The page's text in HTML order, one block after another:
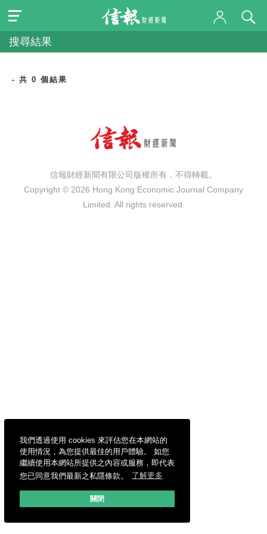
我們透過使用 cookies 來評估您在本網站的
使用情況，為您提供最佳的用戶體驗。 如您
繼續使用本網站所提供之內容或服務，即代表
您已同意我們最新之私隱條款。
了解更多
關閉
搜尋結果
- 共 0 個結果
信報財經新聞有限公司版權所有，不得轉載。
Copyright © 2026 Hong Kong Economic Journal Company
Limited. All rights reserved.